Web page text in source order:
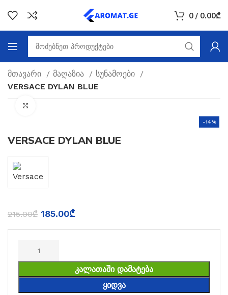
0 / 0.00₾
მთავარი მაღაზია
სუნამოები
VERSACE DYLAN BLUE
-14%
VERSACE DYLAN BLUE
215.00₾ 185.00₾
ᲙᲐᲚᲐᲗᲐᲨᲘ ᲓᲐᲛᲐᲢᲔᲑᲐ
ᲧᲘᲓᲕᲐ